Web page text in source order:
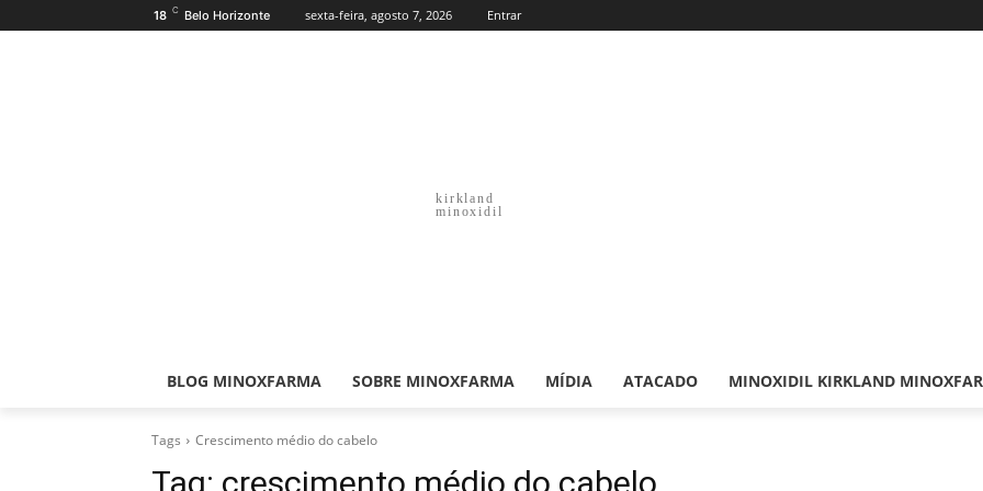
18 C Belo Horizonte sexta-feira, agosto 7, 2026 Entrar
kirkland
minoxidil
BLOG MINOXFARMA SOBRE MINOXFARMA MÍDIA ATACADO MINOXIDIL KIRKLAND
Tags Crescimento médio do cabelo
Tag: crescimento médio do cabelo